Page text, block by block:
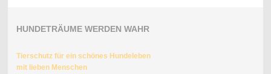
HUNDETRÄUME WERDEN WAHR
Tierschutz für ein schönes Hundeleben
mit lieben Menschen